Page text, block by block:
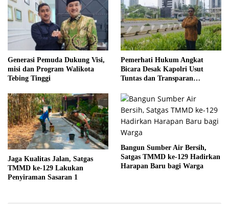
Generasi Pemuda Dukung Visi,
misi dan Program Walikota
Tebing Tinggi
Pemerhati Hukum Angkat
Bicara Desak Kapolri Usut
Tuntas dan Transparan
Medan
Jaga Kualitas Jalan, Satgas
TMMD ke-129 Lakukan
Penyiraman Sasaran 1
Bangun Sumber Air Bersih,
Satgas TMMD ke-129 Hadirkan
Harapan Baru bagi Warga